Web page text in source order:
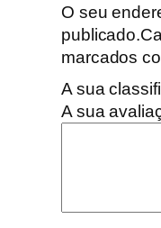
O seu
publicado.
marcados
A sua
A sua